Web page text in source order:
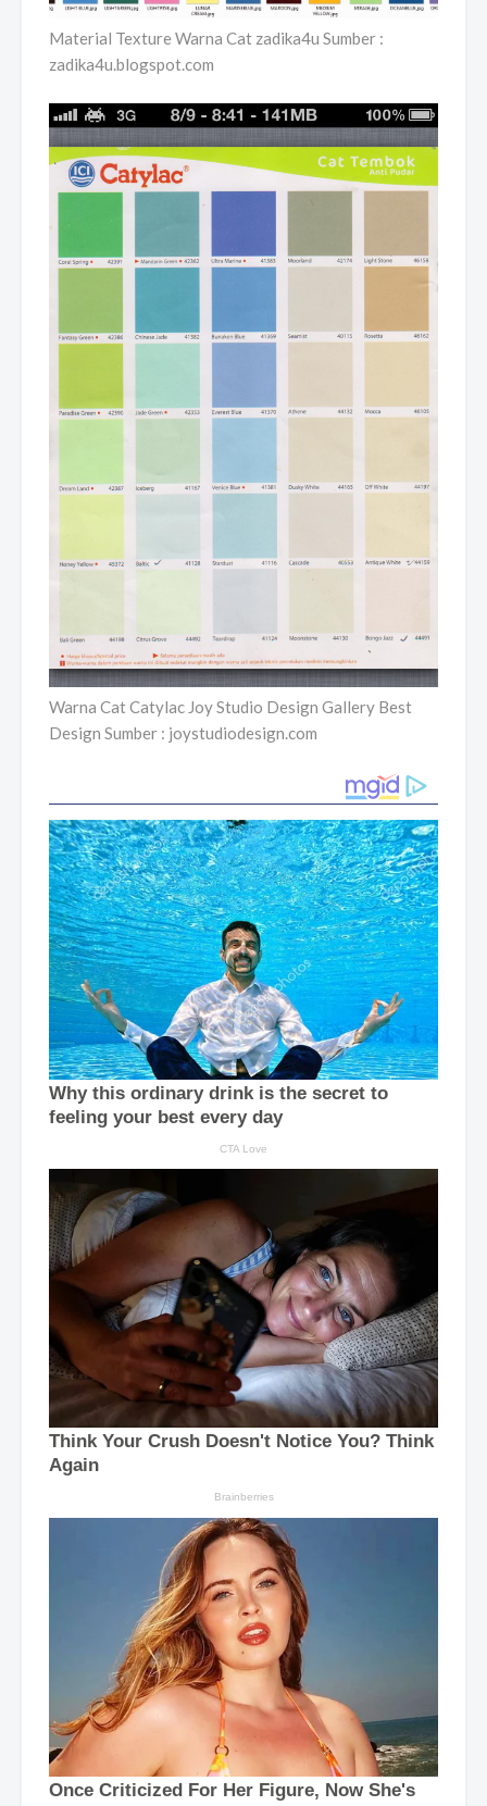
Material Texture Warna Cat zadika4u Sumber :
zadika4u.blogspot.com
Warna Cat Catylac Joy Studio Design Gallery Best
Design Sumber : joystudiodesign.com